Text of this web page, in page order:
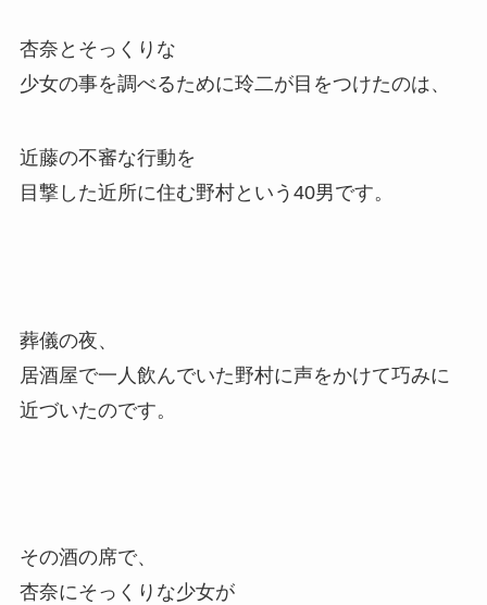
杏奈とそっくりな
少女の事を調べるために玲二が目をつけたのは、
近藤の不審な行動を
目撃した近所に住む野村という40男です。
葬儀の夜、
居酒屋で一人飲んでいた野村に声をかけて巧みに
近づいたのです。
その酒の席で、
杏奈にそっくりな少女が